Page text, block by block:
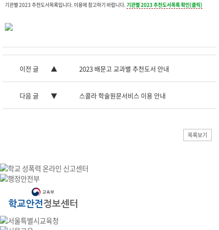
기관별 2023 추천도서목록입니다. 이용에 참고하기 바랍니다. 기관별 2023 추천도서목록 확인(클릭)
이전 글 2023 배문고 교과별 추천도서 안내
다음 글 스콜라 학술원문서비스 이용 안내
목록보기